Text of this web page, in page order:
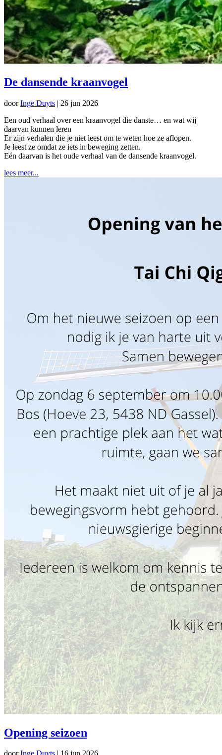
De dansende kraanvogel
doorInge Duyts | 26 jun 2026
Een oud verhaal over een kraanvogel die danste… en wat wij
daarvan kunnen leren
Er zijn verhalen die je niet leest om te weten hoe ze aflopen.
Je leest ze omdat ze iets in beweging zetten.
Eén daarvan is het oude verhaal van de dansende kraanvogel.
lees meer...
Opening seizoen